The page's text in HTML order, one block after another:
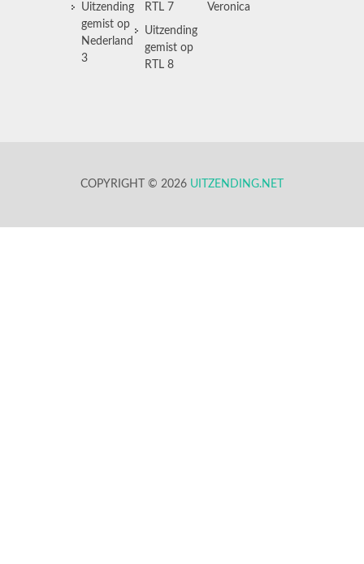
Uitzending
gemist op
Nederland
3
RTL 7
Uitzending
gemist op
RTL 8
Veronica
COPYRIGHT © 2026 UITZENDING.NET